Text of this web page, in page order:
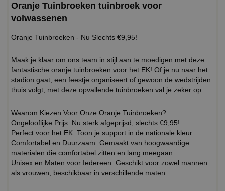
Oranje Tuinbroeken tuinbroek voor
volwassenen
Oranje Tuinbroeken - Nu Slechts €9,95!
Maak je klaar om ons team in stijl aan te moedigen met deze
fantastische oranje tuinbroeken voor het EK! Of je nu naar het
stadion gaat, een feestje organiseert of gewoon de wedstrijden
thuis volgt, met deze opvallende tuinbroeken val je zeker op.
Waarom Kiezen Voor Onze Oranje Tuinbroeken?
Ongelooflijke Prijs: Nu sterk afgeprijsd, slechts €9,95!
Perfect voor het EK: Toon je support in de nationale kleur.
Comfortabel en Duurzaam: Gemaakt van hoogwaardige
materialen die comfortabel zitten en lang meegaan.
Unisex en Maten voor Iedereen: Geschikt voor zowel mannen
als vrouwen, beschikbaar in verschillende maten.